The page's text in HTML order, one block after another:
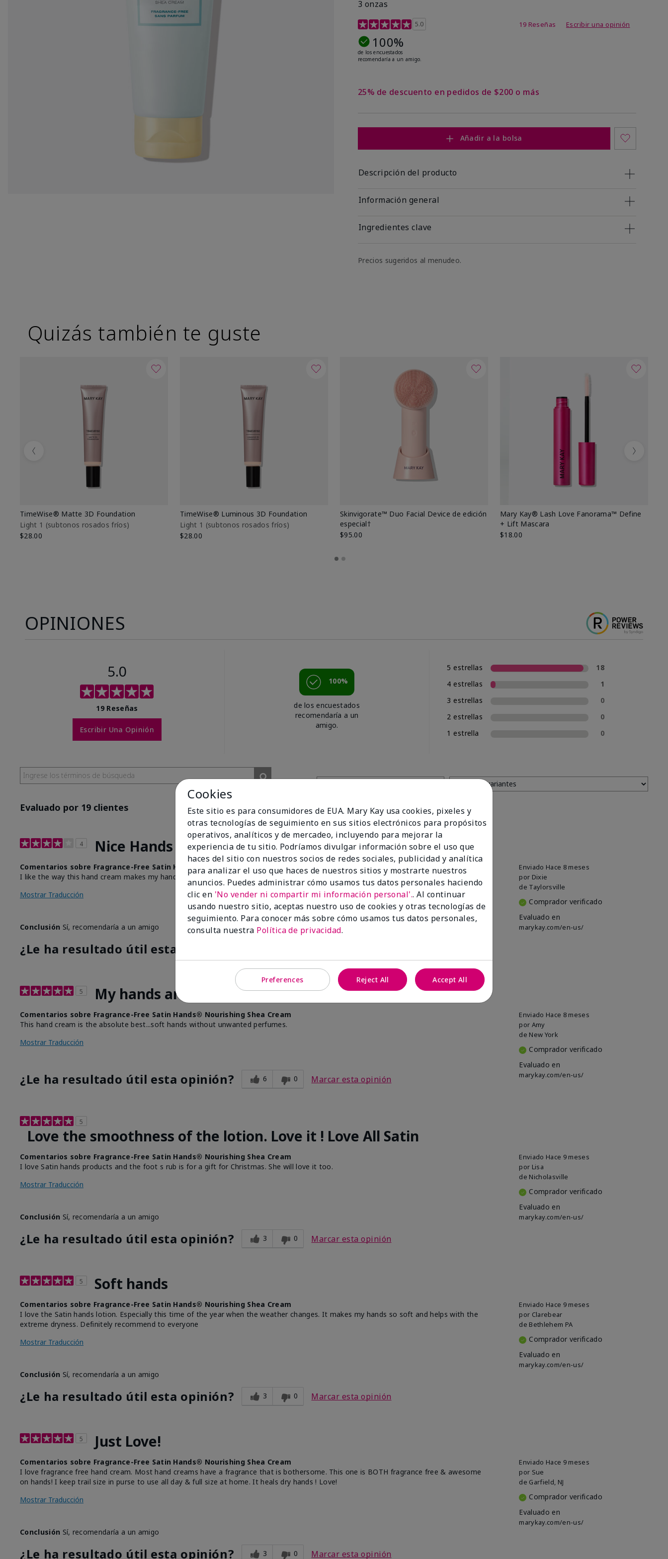
3 onzas
Calificación de clientes de 5 de 5
5.0 19 Reseñas Escribir una opinión
100%
de los encuestados
recomendaría a un amigo.
25% de descuento en pedidos de $200 o más
Añadir a la bolsa
Descripción del producto
Información general
Ingredientes clave
Precios sugeridos al menudeo.
Quizás también te guste
TimeWise® Matte 3D Foundation
Light 1​ (subtonos rosados fríos)
$28.00
TimeWise® Luminous 3D Foundation
Light 1​ (subtonos rosados fríos)
$28.00
Skinvigorate™ Duo Facial Device de edición
especial†
$95.00
Mary Kay® Lash Love Fanorama™ Define
+ Lift Mascara
$18.00
Previous Next
OPINIONES
5.0
19 Reseñas
Escribir Una Opinión
100%
de los encuestados
recomendaría a un
amigo.
5 estrellas
18
4 estrellas
1
3 estrellas
0
2 estrellas
0
1 estrella
0
Evaluado por 19 clientes
4 Nice Hands
Enviado Hace 8 meses
por Dixie
de Taylorsville
Comprador verificado
Evaluado en
marykay.com/en-us/
Comentarios sobre Fragrance-Free Satin Hands® Nourishing Shea Cream
I like the way this hand cream makes my hands feel so soft!
Mostrar Traducción
Conclusión Sí, recomendaría a un amigo
¿Le ha resultado útil esta opinión?
5 My hands are thankful
Enviado Hace 8 meses
por Amy
de New York
Comprador verificado
Evaluado en
marykay.com/en-us/
Comentarios sobre Fragrance-Free Satin Hands® Nourishing Shea Cream
This hand cream is the absolute best...soft hands without unwanted perfumes.
Mostrar Traducción
¿Le ha resultado útil esta opinión? 6 0 Marcar esta opinión
5
Love the smoothness of the lotion. Love it ! Love All Satin
Enviado Hace 9 meses
por Lisa
de Nicholasville
Comprador verificado
Evaluado en
marykay.com/en-us/
Comentarios sobre Fragrance-Free Satin Hands® Nourishing Shea Cream
I love Satin hands products and the foot s rub is for a gift for Christmas. She will love it too.
Mostrar Traducción
Conclusión Sí, recomendaría a un amigo
¿Le ha resultado útil esta opinión? 3 0 Marcar esta opinión
5 Soft hands
Enviado Hace 9 meses
por Clarebear
de Bethlehem PA
Comprador verificado
Evaluado en
marykay.com/en-us/
Comentarios sobre Fragrance-Free Satin Hands® Nourishing Shea Cream
I love the Satin hands lotion. Especially this time of the year when the weather changes. It makes my hands so soft and helps with the
extreme dryness. Definitely recommend to everyone
Mostrar Traducción
Conclusión Sí, recomendaría a un amigo
¿Le ha resultado útil esta opinión? 3 0 Marcar esta opinión
5 Just Love!
Enviado Hace 9 meses
por Sue
de Garfield, NJ
Comprador verificado
Evaluado en
marykay.com/en-us/
Comentarios sobre Fragrance-Free Satin Hands® Nourishing Shea Cream
I love fragrance free hand cream. Most hand creams have a fragrance that is bothersome. This one is BOTH fragrance free & awesome
on hands! I keep trail size in purse to use all day & full size at home. It heals dry hands ! Love!
Mostrar Traducción
Conclusión Sí, recomendaría a un amigo
¿Le ha resultado útil esta opinión? 3 0 Marcar esta opinión
Cookies
Este sitio es para consumidores de EUA. Mary Kay usa cookies, pixeles y
otras tecnologías de seguimiento en sus sitios electrónicos para propósitos
operativos, analíticos y de mercadeo, incluyendo para mejorar la
experiencia de tu sitio. Podríamos divulgar información sobre el uso que
haces del sitio con nuestros socios de redes sociales, publicidad y analítica
para analizar el uso que haces de nuestros sitios y mostrarte nuestros
anuncios. Puedes administrar cómo usamos tus datos personales haciendo
clic en 'No vender ni compartir mi información personal'.. Al continuar
usando nuestro sitio, aceptas nuestro uso de cookies y otras tecnologías de
seguimiento. Para conocer más sobre cómo usamos tus datos personales,
consulta nuestra Política de privacidad.
Preferences Reject All Accept All